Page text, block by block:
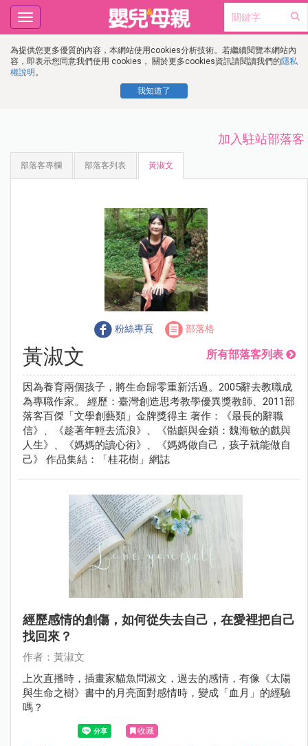
為提供您更多優質的內容，本網站使用cookies分析技術。若繼續閱覽本網站內
容，即表示您同意我們使用 cookies， 關於更多cookies資訊請閱讀我們的隱私
權說明 。
我知道了
Toggle
navigation
加入駐站部落客
部落客專欄 部落客列表 黃淑文
粉絲專頁 部落格
黃淑文 所有部落客列表
因為養育兩個孩子，將生命歸零重新活過。2005辭去教職成
為專職作家。 經歷：臺灣創造思考教學優異獎教師、2011部
落客百傑「文學創藝類」金牌獎得主 著作：《最長的辭職
信》、《趁著年輕去流浪》、《骷顱與金鎖：魏海敏的戲與
人生》、《媽媽的讀心術》、《媽媽做自己，孩子就能做自
己》 作品集結：「桂花樹」網誌
經歷感情的創傷，如何從失去自己，在愛裡把自己
找回來？
作者：黃淑文
上次直播時，插畫家貓魚問淑文，過去的感情，有像《太陽
與生命之樹》書中的月亮面對感情時，變成「血月」的經驗
嗎？
收藏